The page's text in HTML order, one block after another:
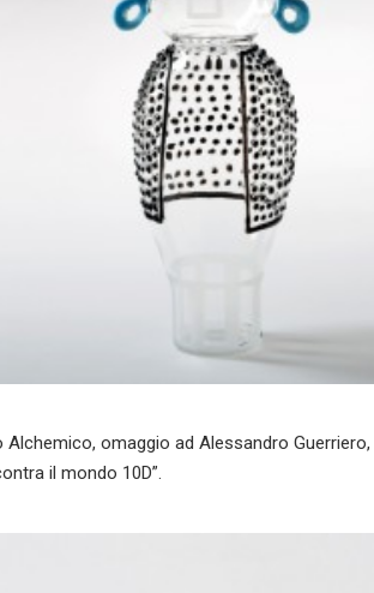
omaggio ad Alessandro Guerriero,
il mondo 10D”.